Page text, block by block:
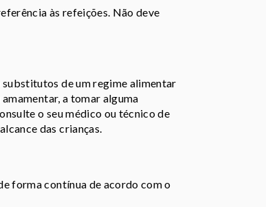
às refeições. Não deve
de um regime alimentar
a tomar alguma
o seu médico ou técnico de
das crianças.
forma contínua de acordo com o